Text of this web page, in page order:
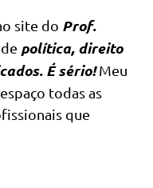
site do Prof.
política, direito
É sério!Meu
todas as
que